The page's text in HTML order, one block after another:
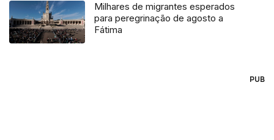
Milhares de migrantes esperados
para peregrinação de agosto a
Fátima
PUB